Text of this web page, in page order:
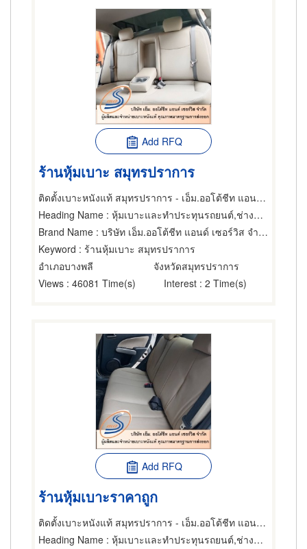
Add RFQ
ร้านหุ้มเบาะ สมุทรปราการ
ติดตั้งเบาะหนังแท้ สมุทรปราการ - เอ็ม.ออโต้ชีท แอนด์ เซอร์วิส
Heading Name : หุ้มเบาะและทำประทุนรถยนต์,ช่างทำเบาะ,ผ้า หนังและพลาสติกสำหรับหุ้มเบาะ
Brand Name : บริษัท เอ็ม.ออโต้ชีท แอนด์ เซอร์วิส จำกัด
Keyword : ร้านหุ้มเบาะ สมุทรปราการ
อำเภอบางพลี
จังหวัดสมุทรปราการ
Views : 46081 Time(s) Interest : 2 Time(s)
Add RFQ
ร้านหุ้มเบาะราคาถูก
ติดตั้งเบาะหนังแท้ สมุทรปราการ - เอ็ม.ออโต้ชีท แอนด์ เซอร์วิส
Heading Name : หุ้มเบาะและทำประทุนรถยนต์,ช่างทำเบาะ,ผ้า หนังและพลาสติกสำหรับหุ้มเบาะ